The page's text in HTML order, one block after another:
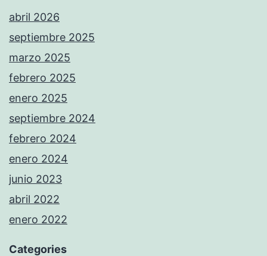
abril 2026
septiembre 2025
marzo 2025
febrero 2025
enero 2025
septiembre 2024
febrero 2024
enero 2024
junio 2023
abril 2022
enero 2022
Categories